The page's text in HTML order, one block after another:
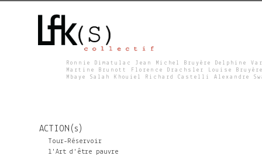
F
K
Ronnie Dimatulac Jean Michel Bruyère Delphine
Martine Brunott Florence Drachsler Louise
Mbaye Salah Khouiel Richard Castelli Alexandre
ACTION(s)
Tour-Réservoir
l'Art d'être pauvre